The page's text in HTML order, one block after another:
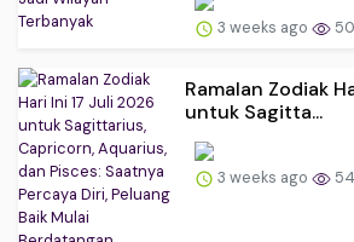
3 weeks ago 50
Ramalan Zodiak
untuk Sagitta...
3 weeks ago 54